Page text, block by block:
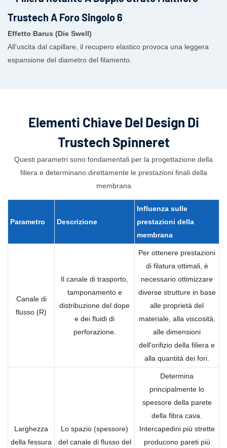
Effetto Barus (Die Swell)
All'uscita dal capillare, il recupero elastico provoca una leggera
espansione del diametro del filamento.
Elementi Chiave Del Design Di
Trustech Spinneret
Questi parametri sono fondamentali per la progettazione della
filiera e determinano direttamente le prestazioni finali della
membrana
Parametro Descrizione
Influenza sulle
prestazioni della
membrana
Canale di
flusso (R)
Il canale di trasporto,
tamponamento e
distribuzione del dope
e dei fluidi di
perforazione.
Per ottenere prestazioni
di filatura ottimali, è
necessario ottimizzare
diverse strutture in base
alle proprietà del
materiale, alla viscosità,
alle dimensioni
dell'orifizio della filiera e
alla quantità dei fori.
Larghezza
della fessura
Lo spazio (spessore)
del canale di flusso del
Determina
principalmente lo
spessore della parete
della fibra cava.
Intercapedini più strette
producono pareti più